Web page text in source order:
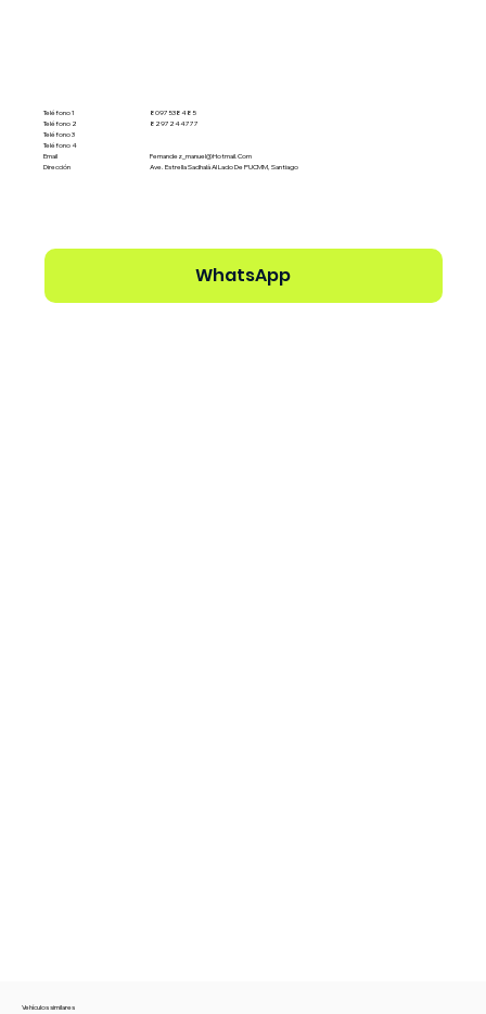
Teléfono 1
Teléfono 2
Teléfono 3
Teléfono 4
Email
Dirección
8097538485
8297244777
Fernandez_manuel@hotmail.com
Ave. Estrella Sadhalá Al Lado De PUCMM, Santiago
WhatsApp
Vehículos similares